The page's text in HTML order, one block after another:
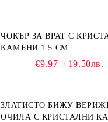
ЧОКЪР ЗА ВРАТ С
КАМЪНИ 1.5 СМ
€9.97 19.50лв.
ЗЛАТИСТО БИЖУ
ОЧИЛА С КРИСТАЛНИ